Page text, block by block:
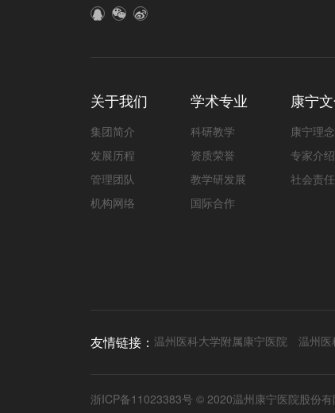
关于我们
集团简介
发展历程
管理团队
机构网络
学术专业
科研教学
资质荣誉
教学研发展
国际合作
康宁
康宁理念
专家介绍
社会责任
友情链接：温州医科大学附属康宁医院 温州
浙ICP备11023383号© 2020温州康宁医院股份